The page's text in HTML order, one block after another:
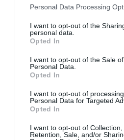
Please note that this website/app
not limited to your visit or usage
grant or deny consent to Google
use your data for below specified
consent section.
Personal Data Processing
I want to opt-out of the
personal data.
Opted In
I want to opt-out of the Sale
Personal Data.
Opted In
I want to opt-out of
Personal Data for Targeted
Opted In
I want to opt-out of Collection,
Retention, Sale, and/or
INNOVÁCIÓ
keressük
a gombóc ára pedig infláció alatt
fagyizásban.